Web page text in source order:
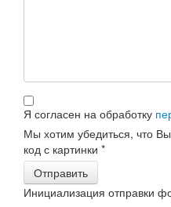
Я согласен на обработку
Мы хотим убедиться, что
код с картинки *
Отправить
Инициализация отправки